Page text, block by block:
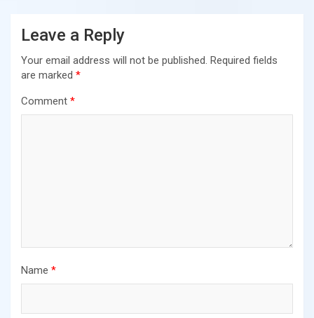
Leave a Reply
Your email address will not be published. Required fields
are marked *
Comment *
Name *